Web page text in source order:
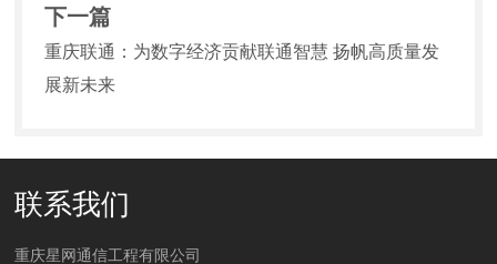
下一篇
重庆联通：为数字经济贡献联通智慧 扬帆高质量发
展新未来
联系我们
重庆星网通信工程有限公司